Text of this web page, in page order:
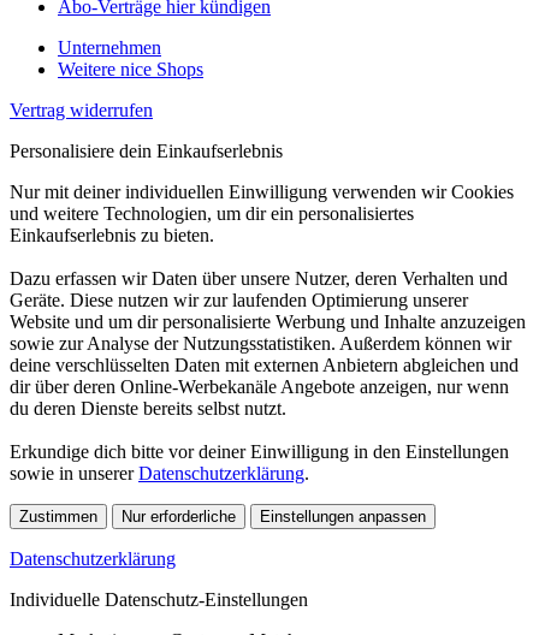
Abo-Verträge hier kündigen
Unternehmen
Weitere nice Shops
Vertrag widerrufen
Personalisiere dein Einkaufserlebnis
Nur mit deiner individuellen Einwilligung verwenden wir Cookies
und weitere Technologien, um dir ein personalisiertes
Einkaufserlebnis zu bieten.
Dazu erfassen wir Daten über unsere Nutzer, deren Verhalten und
Geräte. Diese nutzen wir zur laufenden Optimierung unserer
Website und um dir personalisierte Werbung und Inhalte anzuzeigen
sowie zur Analyse der Nutzungsstatistiken. Außerdem können wir
deine verschlüsselten Daten mit externen Anbietern abgleichen und
dir über deren Online-Werbekanäle Angebote anzeigen, nur wenn
du deren Dienste bereits selbst nutzt.
Erkundige dich bitte vor deiner Einwilligung in den Einstellungen
sowie in unsererDatenschutzerklärung.
Zustimmen Nur erforderliche Einstellungen anpassen
Datenschutzerklärung
Individuelle Datenschutz-Einstellungen